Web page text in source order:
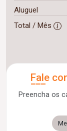
Aluguel
Total / Mês
Fale
Preencha os